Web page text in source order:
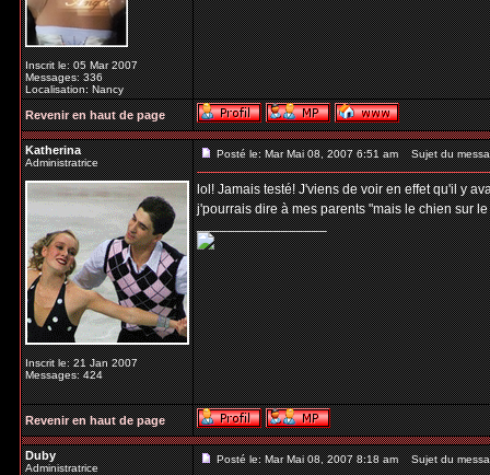
Inscrit le: 05 Mar 2007
Messages: 336
Localisation: Nancy
Revenir en haut de page
Katherina
Administratrice
Inscrit le: 21 Jan 2007
Messages: 424
Posté le: Mar Mai 08, 2007 6:51 am Sujet du
lol! Jamais testé! J'viens de voir en effet qu'il y
j'pourrais dire à mes parents "mais le chien sur
_________________
Revenir en haut de page
Duby
Administratrice
Posté le: Mar Mai 08, 2007 8:18 am Sujet du